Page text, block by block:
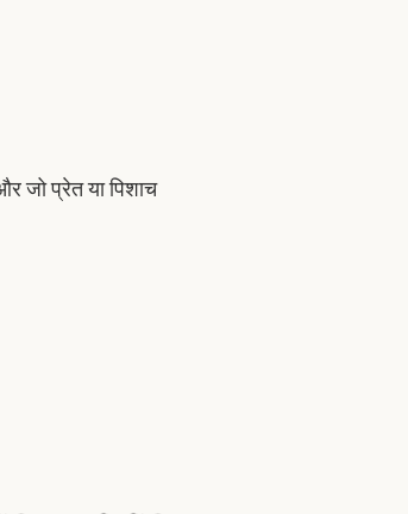
जो प्रेत या पिशाच